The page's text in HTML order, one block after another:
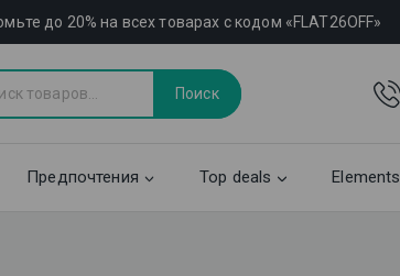
до 20% на всех товарах с кодом «FLAT26OFF»
Поиск
Предпочтения Top deals Elements